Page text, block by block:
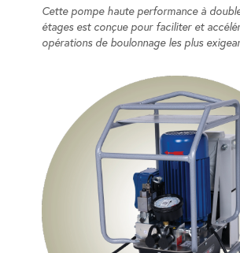
Cette pompe haute performance à
étages est conçue pour faciliter et
opérations de boulonnage les plus